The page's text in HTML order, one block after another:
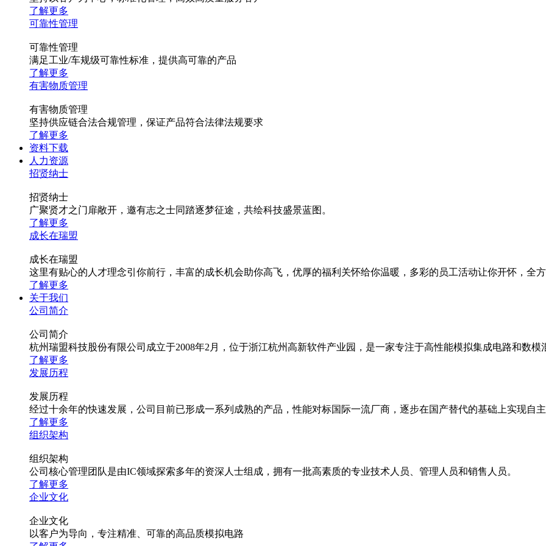
了解更多
可靠性管理
可靠性管理
满足工业/车规级可靠性标准，提供高可靠的产品
了解更多
有害物质管理
有害物质管理
坚持供应链合法合规管理，保证产品符合法律法规要求
了解更多
资料下载
人力资源
招贤纳士
招贤纳士
广聚贤才之门扉敞开，邀有志之士同踏逐梦征途，共绘科技盛景蓝图。
了解更多
成长在瑞盟
成长在瑞盟
这里有贴心的人才理念引你前行，丰富的成长机会助你高飞，优厚的福利关怀给你温暖，多彩的员工活动让你开怀，全
了解更多
关于我们
公司简介
公司简介
杭州瑞盟科技股份有限公司成立于2008年2月，位于浙江杭州高新软件产业园，是一家专注于高性能模拟集成电路和数模
了解更多
发展历程
发展历程
经过十余年的快速发展，公司目前已形成一系列成熟的产品，性能对标国际一流厂商，逐步在国产替代的基础上实现自
了解更多
组织架构
组织架构
公司核心管理团队是由IC领域探索多年的资深人士组成，拥有一批高素质的专业技术人员、管理人员和销售人员。
了解更多
企业文化
企业文化
以客户为导向，专注精准、可靠的高品质模拟电路